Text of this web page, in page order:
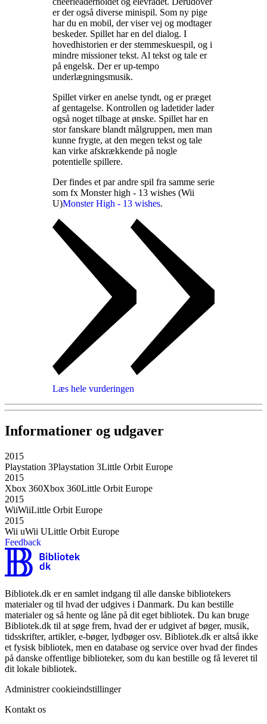
er der også diverse minispil. Som ny pige
har du en mobil, der viser vej og modtager
beskeder. Spillet har en del dialog. I
hovedhistorien er der stemmeskuespil, og i
mindre missioner tekst. Al tekst og tale er
på engelsk. Der er up-tempo
underlægningsmusik.
Spillet virker en anelse tyndt, og er præget
af gentagelse. Kontrollen og ladetider lader
også noget tilbage at ønske. Spillet har en
stor fanskare blandt målgruppen, men man
kunne frygte, at den megen tekst og tale
kan virke afskrækkende på nogle
potentielle spillere.
Der findes et par andre spil fra samme serie
som fx Monster high - 13 wishes (Wii
U)Monster High - 13 wishes.
Læs hele vurderingen
Informationer og udgaver
2015
Playstation 3Playstation 3Little Orbit Europe
2015
Xbox 360Xbox 360Little Orbit Europe
2015
WiiWiiLittle Orbit Europe
2015
Wii uWii ULittle Orbit Europe
Feedback
Bibliotek.dk er en samlet indgang til alle danske bibliotekers
materialer og til hvad der udgives i Danmark. Du kan bestille
materialer og så hente og låne på dit eget bibliotek. Du kan bruge
Bibliotek.dk til at søge frem, hvad der er udgivet af bøger, musik,
tidsskrifter, artikler, e-bøger, lydbøger osv. Bibliotek.dk er altså ikke
et fysisk bibliotek, men en database og service over hvad der findes
på danske offentlige biblioteker, som du kan bestille og få leveret til
dit lokale bibliotek.
Administrer cookieindstillinger
Kontakt os